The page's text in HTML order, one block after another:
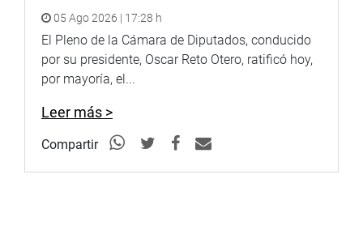
05 Ago 2026 | 17:28 h
El Pleno de la Cámara de Diputados, conducido
por su presidente, Oscar Reto Otero, ratificó hoy,
por mayoría, el...
Leer más >
Compartir